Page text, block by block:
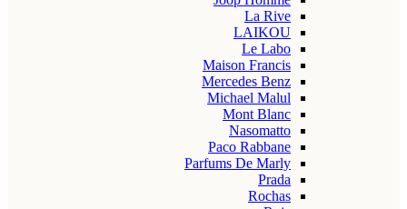
La Rive
LAIKOU
Le Labo
Maison Francis
Mercedes Benz
Michael Malul
Mont Blanc
Nasomatto
Paco Rabbane
Parfums De Marly
Prada
Rochas